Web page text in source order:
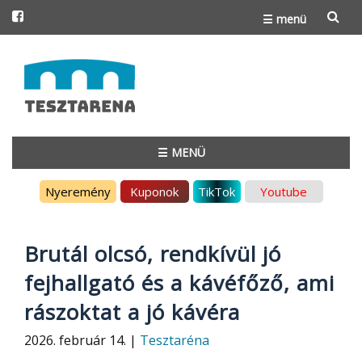
☰ menü
to
content
☰ MENÜ
Nyeremény Kuponok TikTok Youtube
Brutál olcsó, rendkívül jó
fejhallgató és a kávéfőző, ami
rászoktat a jó kávéra
2026. február 14. | Tesztaréna